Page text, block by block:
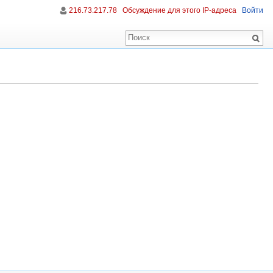
216.73.217.78 Обсуждение для этого IP-адреса Войти